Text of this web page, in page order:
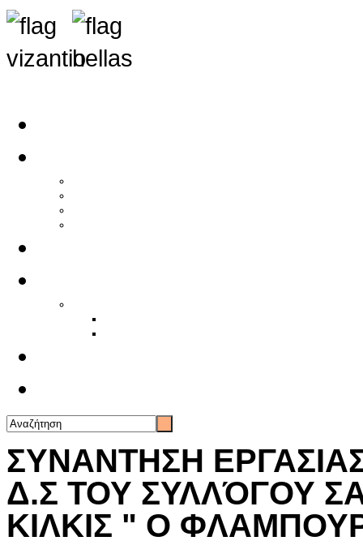
ΣΥΝΑΝΤΗΣΗ
Δ.Σ ΤΟΥ ΣΥΛΛΌΓΟΥ
ΚΙΛΚΙΣ " Ο